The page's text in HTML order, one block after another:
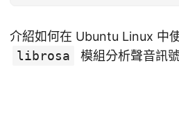
介紹如何在 Ubuntu Linux 中
librosa
模組分析聲音訊